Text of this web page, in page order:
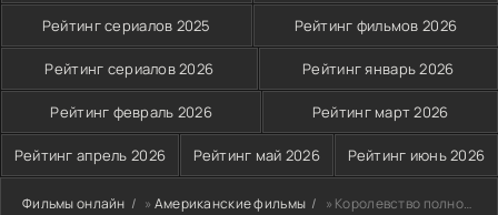
Рейтинг сериалов 2025 Рейтинг фильмов 2026
Рейтинг сериалов 2026 Рейтинг январь 2026
Рейтинг февраль 2026 Рейтинг март 2026
Рейтинг апрель 2026 Рейтинг май 2026 Рейтинг июнь 2026
Фильмы онлайн » Американские фильмы » Королевство полной луны (2012)